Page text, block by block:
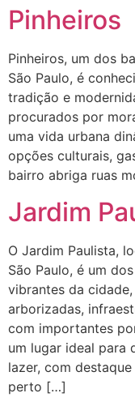
Pinheiros
Pinheiros, um dos
São Paulo, é
tradição e
procurados por
uma vida urbana
opções culturais,
bairro abriga ruas
Jardim
O Jardim Paulista,
São Paulo, é um
vibrantes da
arborizadas,
com importantes
um lugar ideal para
lazer, com
perto […]